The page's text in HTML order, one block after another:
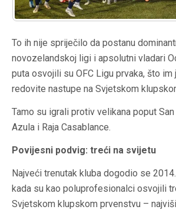
To ih nije spriječilo da postanu
novozelandskoj ligi i apsolutni vladari
puta osvojili su OFC Ligu prvaka, što im
redovite nastupe na Svjetskom
Tamo su igrali protiv velikana poput
Azula i Raja Casablance.
Povijesni podvig: treći na svijetu
Najveći trenutak kluba dogodio se
kada su kao poluprofesionalci osvojili
Svjetskom klupskom prvenstvu –